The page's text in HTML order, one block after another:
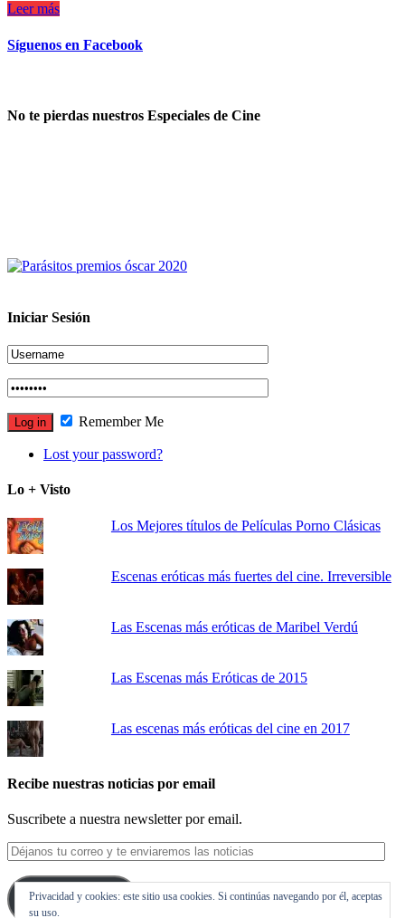
Leer más
Síguenos en Facebook
No te pierdas nuestros Especiales de Cine
Iniciar Sesión
Remember Me
Lost your password?
Lo + Visto
Los Mejores títulos de Películas Porno Clásicas
Escenas eróticas más fuertes del cine. Irreversible
Las Escenas más eróticas de Maribel Verdú
Las Escenas más Eróticas de 2015
Las escenas más eróticas del cine en 2017
Recibe nuestras noticias por email
Suscribete a nuestra newsletter por email.
Déjanos
tu
correo
y
te
Suscribirse
Privacidad y cookies: este sitio usa cookies. Si continúas navegando por él, aceptas
su uso.